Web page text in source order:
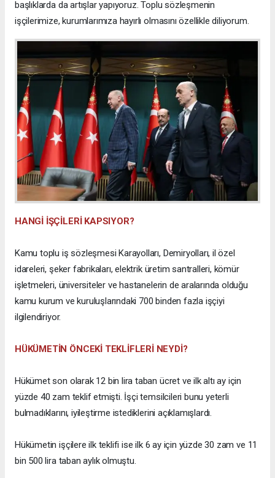
başlıklarda da artışlar yapıyoruz. Toplu sözleşmenin
işçilerimize, kurumlarımıza hayırlı olmasını özellikle diliyorum.
HANGİ İŞÇİLERİ KAPSIYOR?
Kamu toplu iş sözleşmesi Karayolları, Demiryolları, il özel
idareleri, şeker fabrikaları, elektrik üretim santralleri, kömür
işletmeleri, üniversiteler ve hastanelerin de aralarında olduğu
kamu kurum ve kuruluşlarındaki 700 binden fazla işçiyi
ilgilendiriyor.
HÜKÜMETİN ÖNCEKİ TEKLİFLERİ NEYDİ?
Hükümet son olarak 12 bin lira taban ücret ve ilk altı ay için
yüzde 40 zam teklif etmişti. İşçi temsilcileri bunu yeterli
bulmadıklarını, iyileştirme istediklerini açıklamışlardı.
Hükümetin işçilere ilk teklifi ise ilk 6 ay için yüzde 30 zam ve 11
bin 500 lira taban aylık olmuştu.